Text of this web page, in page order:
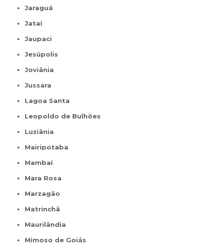
Jaraguá
Jataí
Jaupaci
Jesúpolis
Joviânia
Jussara
Lagoa Santa
Leopoldo de Bulhões
Luziânia
Mairipotaba
Mambaí
Mara Rosa
Marzagão
Matrinchã
Maurilândia
Mimoso de Goiás